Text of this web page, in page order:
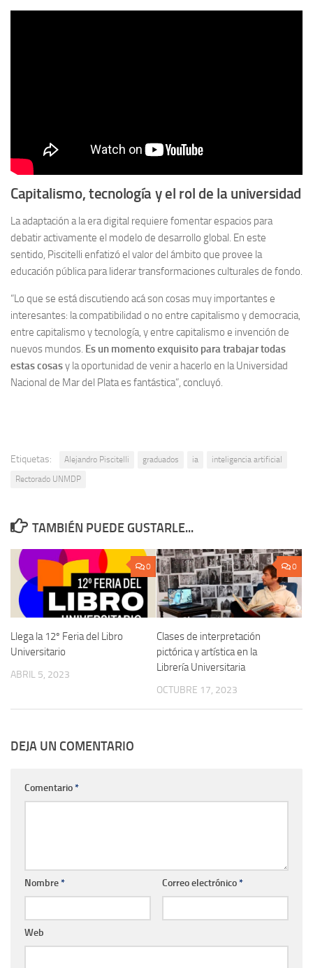
Capitalismo, tecnología y el rol de la universidad
La adaptación a la era digital requiere fomentar espacios para
debatir activamente el modelo de desarrollo global. En este
sentido, Piscitelli enfatizó el valor del ámbito que provee la
educación pública para liderar transformaciones culturales de fondo.
“Lo que se está discutiendo acá son cosas muy importantes e
interesantes: la compatibilidad o no entre capitalismo y democracia,
entre capitalismo y tecnología, y entre capitalismo e invención de
nuevos mundos. Es un momento exquisito para trabajar todas
estas cosasy la oportunidad de venir a hacerlo en la Universidad
Nacional de Mar del Plata es fantástica”, concluyó.
Etiquetas: Alejandro Piscitelli graduados ia
inteligencia artificial
Rectorado UNMDP
TAMBIÉN PUEDE GUSTARLE...
0
Llega la 12º Feria del Libro
Universitario
ABRIL 5, 2023
0
Clases de interpretación
pictórica y artística en la
Librería Universitaria
OCTUBRE 17, 2023
DEJA UN COMENTARIO
Comentario*
Nombre* Correo electrónico*
Web